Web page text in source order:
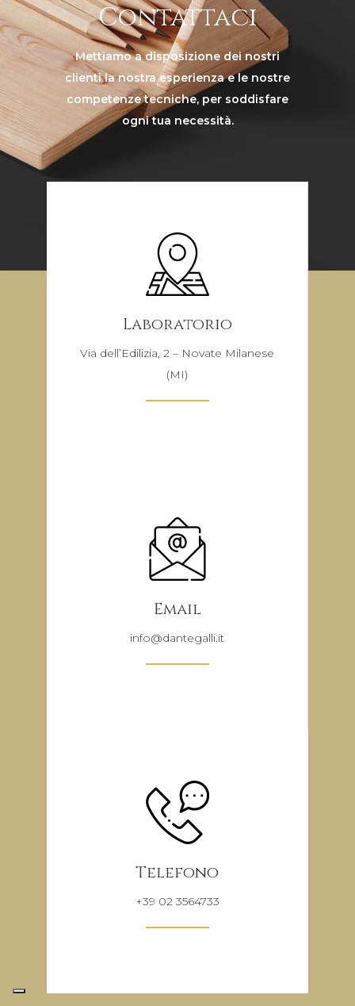
Contattaci
Mettiamo a disposizione dei nostri
clienti la nostra esperienza e le nostre
competenze tecniche, per soddisfare
ogni tua necessità.
Laboratorio
Via dell’Edilizia, 2 – Novate Milanese
(MI)
Email
info@dantegalli.it
Telefono
+39 02 3564733